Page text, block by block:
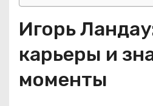
Игорь
карьеры и
моменты